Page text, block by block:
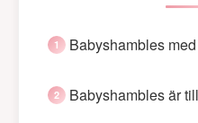
Babyshambles
Babyshambles är